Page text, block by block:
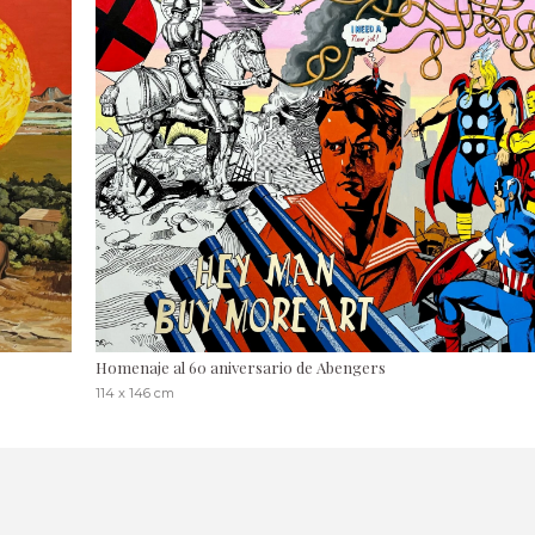
Homenaje al 60 aniversario de Abengers
114 x 146 cm